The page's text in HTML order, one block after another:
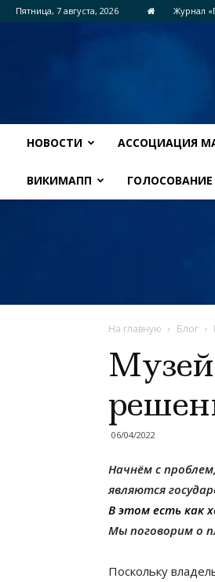
Пятница, 7 августа, 2026 Журнал
НОВОСТИ АССОЦИАЦИЯ
ВИКИМАПП ГОЛОСОВАНИЕ
На главную Блог
06/04/2022
Начнём с
являются
В этом есть как
Мы поговорим о
Поскольку